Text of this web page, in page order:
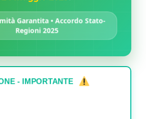
Garantita • Accordo Stato-
Regioni 2025
- IMPORTANTE